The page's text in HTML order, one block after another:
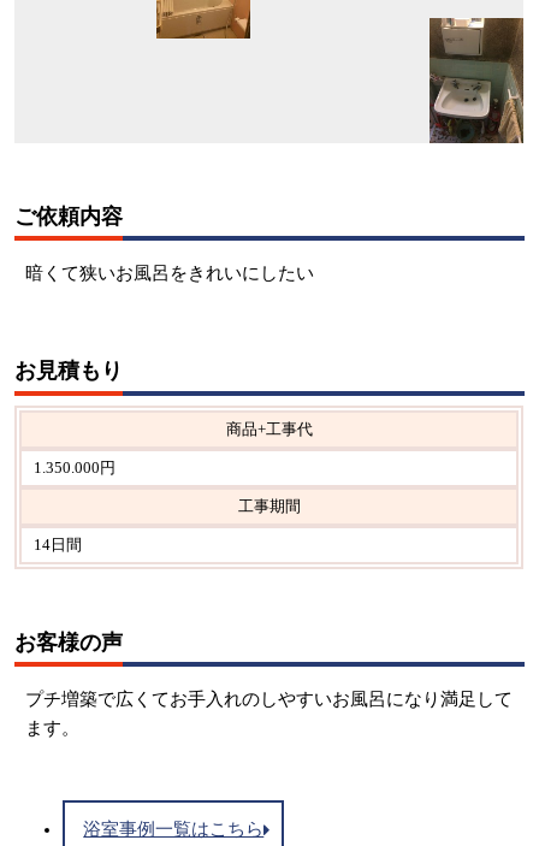
ご依頼内容
暗くて狭いお風呂をきれいにしたい
お見積もり
商品+工事代
1.350.000円
工事期間
14日間
お客様の声
プチ増築で広くてお手入れのしやすいお風呂になり満足して
ます。
浴室事例一覧はこちら